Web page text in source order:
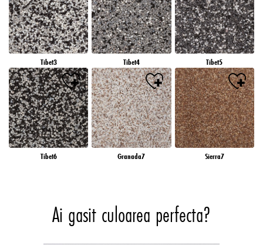
Tibet3 Tibet4 Tibet5
Tibet6 Granada7 Sierra7
Ai gasit culoarea perfecta?